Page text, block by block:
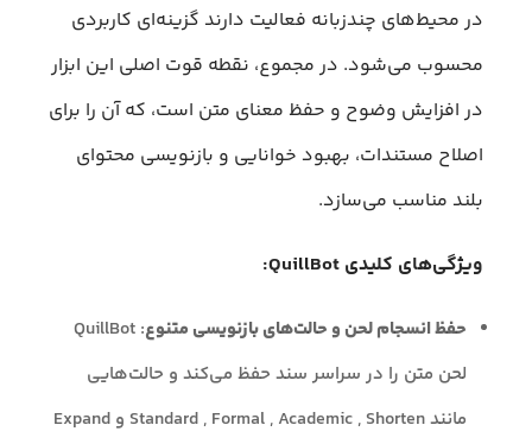
در محیط‌های چندزبانه فعالیت دارند گزینه‌ای کاربردی
محسوب می‌شود. در مجموع، نقطه قوت اصلی این ابزار
در افزایش وضوح و حفظ معنای متن است، که آن را برای
اصلاح مستندات، بهبود خوانایی و بازنویسی محتوای
بلند مناسب می‌سازد.
ویژگی‌های کلیدی QuillBot:
حفظ انسجام لحن و حالت‌های بازنویسی متنوع : QuillBot
لحن متن را در سراسر سند حفظ می‌کند و حالت‌هایی
مانند Standard , Formal , Academic , Shorten و Expand